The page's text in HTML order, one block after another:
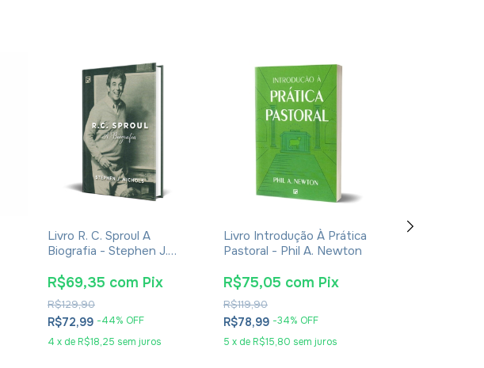
Livro R. C. Sproul A
Biografia - Stephen J.
R$72,99 -44% OFF
4 x de R$18,25 sem juros
R$129,90
R$69,35 com Pix
Livro Introdução À Prática
Pastoral - Phil A. Newton
R$78,99 -34% OFF
5 x de R$15,80 sem juros
R$119,90
R$75,05 com Pix
Bíblia Sagrada